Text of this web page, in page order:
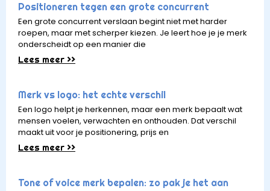
Positioneren tegen een grote concurrent
Een grote concurrent verslaan begint niet met harder
roepen, maar met scherper kiezen. Je leert hoe je je merk
onderscheidt op een manier die
Lees meer >>
Merk vs logo: het echte verschil
Een logo helpt je herkennen, maar een merk bepaalt wat
mensen voelen, verwachten en onthouden. Dat verschil
maakt uit voor je positionering, prijs en
Lees meer >>
Tone of voice merk bepalen: zo pak je het aan